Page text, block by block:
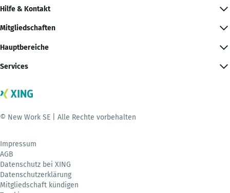
Hilfe & Kontakt
Mitgliedschaften
Hauptbereiche
Services
© New Work SE | Alle Rechte vorbehalten
Impressum
AGB
Datenschutz bei XING
Datenschutzerklärung
Mitgliedschaft kündigen